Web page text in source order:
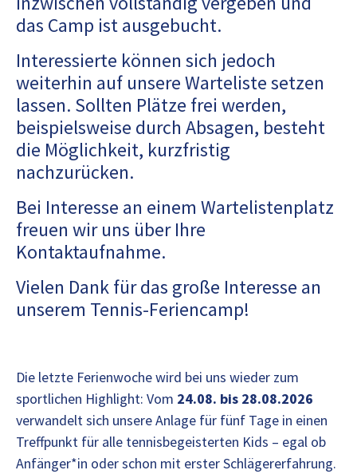
das Camp ist ausgebucht.
Interessierte können sich jedoch
weiterhin auf unsere Warteliste setzen
lassen. Sollten Plätze frei werden,
beispielsweise durch Absagen, besteht
die Möglichkeit, kurzfristig
nachzurücken.
Bei Interesse an einem Wartelistenplatz
freuen wir uns über Ihre
Kontaktaufnahme.
Vielen Dank für das große Interesse an
unserem Tennis-Feriencamp!
Die letzte Ferienwoche wird bei uns wieder zum
sportlichen Highlight: Vom 24.08. bis 28.08.2026
verwandelt sich unsere Anlage für fünf Tage in einen
Treffpunkt für alle tennisbegeisterten Kids – egal ob
Anfänger*in oder schon mit erster Schlägererfahrung.